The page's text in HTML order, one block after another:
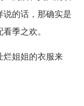
说的话，那确实是
季之欢。
烂姐姐的衣服来